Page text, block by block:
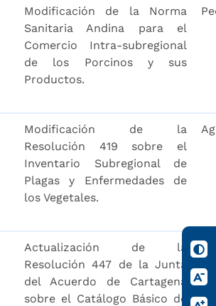
Modificación de la Norma
Sanitaria Andina para el
Comercio Intra-subregional
de los Porcinos y sus
Productos.
Modificación de la
Resolución 419 sobre el
Inventario Subregional de
Plagas y Enfermedades de
los Vegetales.
Actualización de la
Resolución 447 de la Junta
del Acuerdo de Cartagena
sobre el Catálogo Básico de